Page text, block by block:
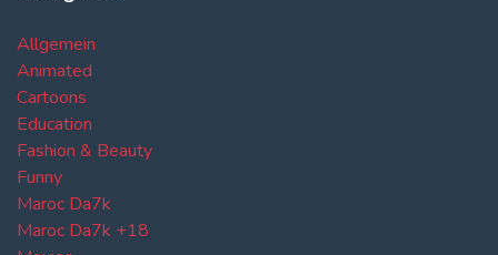
Allgemein
Animated
Cartoons
Education
Fashion & Beauty
Funny
Maroc Da7k
Maroc Da7k +18